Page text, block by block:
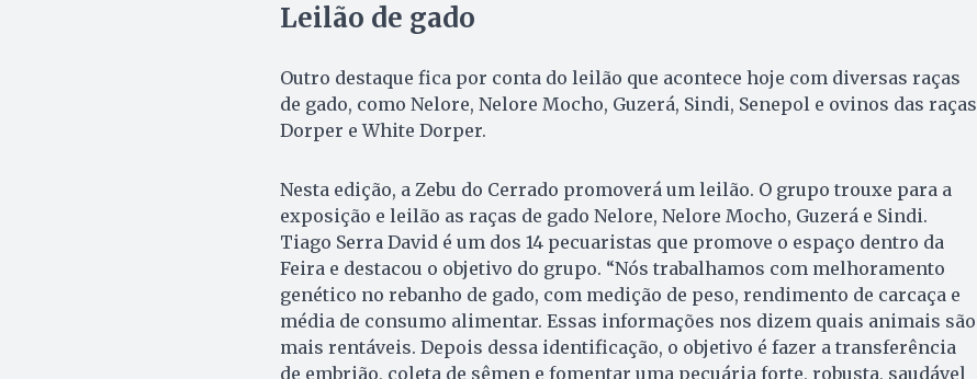
Leilão de gado
Outro destaque fica por conta do leilão que acontece hoje com diversas raças
de gado, como Nelore, Nelore Mocho, Guzerá, Sindi, Senepol e ovinos das raças
Dorper e White Dorper.
Nesta edição, a Zebu do Cerrado promoverá um leilão. O grupo trouxe para a
exposição e leilão as raças de gado Nelore, Nelore Mocho, Guzerá e Sindi.
Tiago Serra David é um dos 14 pecuaristas que promove o espaço dentro da
Feira e destacou o objetivo do grupo. “Nós trabalhamos com melhoramento
genético no rebanho de gado, com medição de peso, rendimento de carcaça e
média de consumo alimentar. Essas informações nos dizem quais animais são
mais rentáveis. Depois dessa identificação, o objetivo é fazer a transferência
de embrião, coleta de sêmen e fomentar uma pecuária forte, robusta, saudável